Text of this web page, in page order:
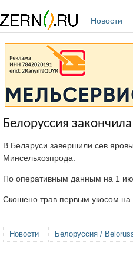
Новости
Белоруссия
В Беларуси завершили сев
Минсельхозпрода.
По оперативным данным на 1
Скошено трав первым укосом на
Новости Белоруссия /